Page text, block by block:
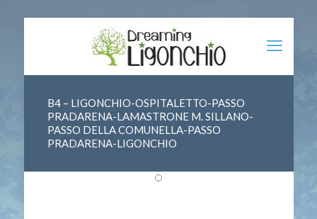
B4 – LIGONCHIO-OSPITALETTO-PASSO
PRADARENA-LAMASTRONE M. SILLANO-
PASSO DELLA COMUNELLA-PASSO
PRADARENA-LIGONCHIO